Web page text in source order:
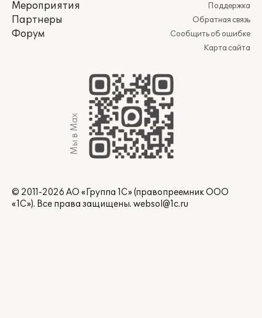
Мероприятия
Партнеры
Форум
Поддержка
Обратная связь
Сообщить об ошибке
Карта сайта
Мы в Max
© 2011-2026 АО «Группа 1С» (правопреемник ООО
«1С»). Все права защищены. websol@1c.ru